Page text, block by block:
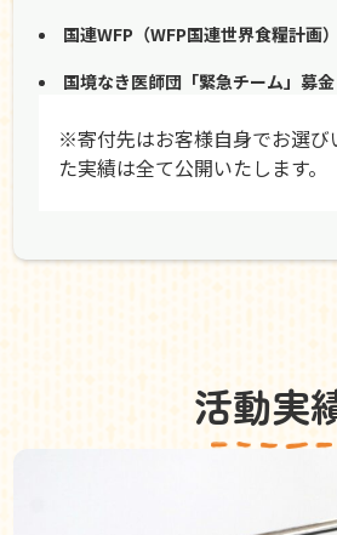
国連WFP（WFP国連世界食糧計画）
国境なき医師団「緊急チーム」募金
※寄付先はお客様自身でお選び
た実績は全て公開いたします。
活動実